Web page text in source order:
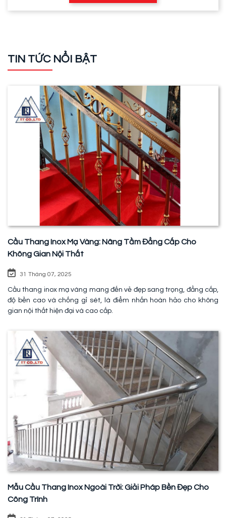
TIN TỨC NỔI BẬT
Cầu Thang Inox Mạ Vàng: Nâng Tầm Đẳng Cấp Cho
Không Gian Nội Thất
31 Tháng 07, 2025
Cầu thang inox mạ vàng mang đến vẻ đẹp sang trọng, đẳng cấp,
độ bền cao và chống gỉ sét, là điểm nhấn hoàn hảo cho không
gian nội thất hiện đại và cao cấp.
Mẫu Cầu Thang Inox Ngoài Trời: Giải Pháp Bền Đẹp Cho
Công Trình